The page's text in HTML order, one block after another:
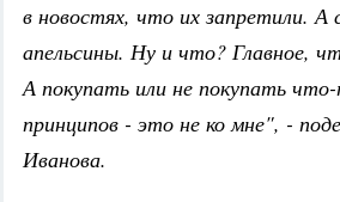
в новостях, что их запретили. А
апельсины. Ну и что? Главное,
А покупать или не покупать
принципов - это не ко мне", -
Иванова.